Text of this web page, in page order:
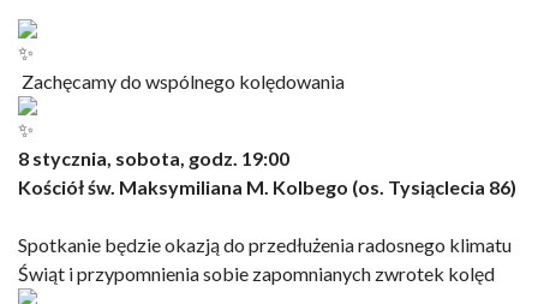
Zachęcamy do wspólnego kolędowania
8 stycznia, sobota, godz. 19:00
Kościół św. Maksymiliana M. Kolbego (os. Tysiąclecia 86)
Spotkanie będzie okazją do przedłużenia radosnego klimatu
Świąt i przypomnienia sobie zapomnianych zwrotek kolęd